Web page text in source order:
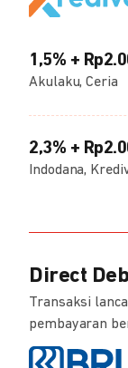
1,5% +
Akulaku, Ceria
2,3% +
Indodana,
Direct
Transaksi
pembayaran